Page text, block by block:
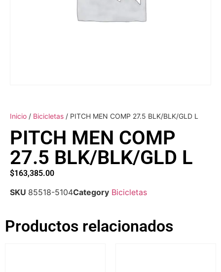
Inicio / Bicicletas / PITCH MEN COMP 27.5 BLK/BLK/GLD L
PITCH MEN COMP
27.5 BLK/BLK/GLD L
$163,385.00
SKU 85518-5104Category Bicicletas
Productos relacionados